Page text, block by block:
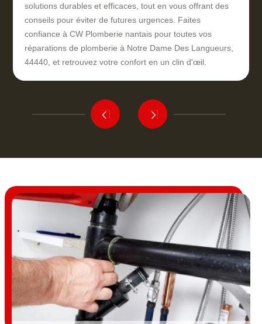
solutions durables et efficaces, tout en vous offrant des
conseils pour éviter de futures urgences. Faites
confiance à CW Plomberie nantais pour toutes vos
réparations de plomberie à Notre Dame Des Langueurs,
44440, et retrouvez votre confort en un clin d'œil.